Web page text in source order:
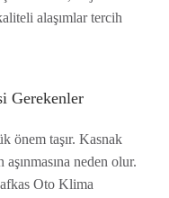
alaşımlar tercih
Gerekenler
önem taşır. Kasnak
aşınmasına neden olur.
Oto Klima